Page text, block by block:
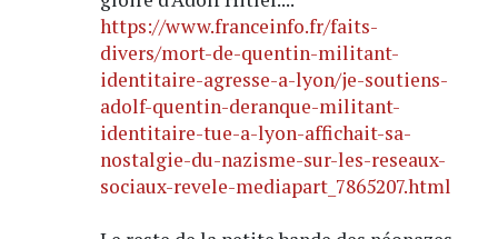
https://www.franceinfo.fr/faits-
divers/mort-de-quentin-militant-
identitaire-agresse-a-lyon/je-soutiens-
adolf-quentin-deranque-militant-
identitaire-tue-a-lyon-affichait-sa-
nostalgie-du-nazisme-sur-les-reseaux-
sociaux-revele-mediapart_7865207.html